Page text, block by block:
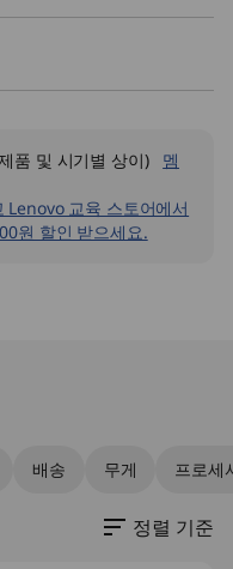
품 및 시기별 상이) 멤
Lenovo 교육 스토어에서
원 할인 받으세요.
배송 무게 프로세
정렬 기준